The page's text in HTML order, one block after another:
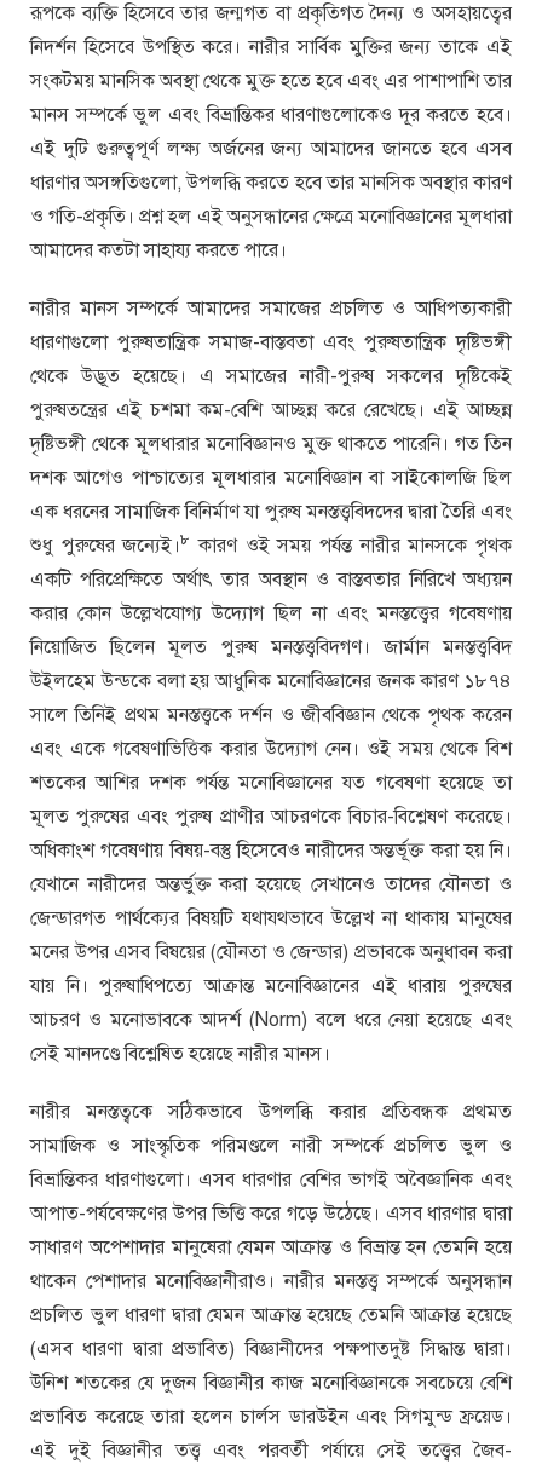
রূপকে ব্যক্তি হিসেবে তার জন্মগত বা প্রকৃতিগত দৈন্য ও অসহায়ত্বের
নিদর্শন হিসেবে উপস্থিত করে। নারীর সার্বিক মুক্তির জন্য তাকে এই
সংকটময় মানসিক অবস্থা থেকে মুক্ত হতে হবে এবং এর পাশাপাশি তার
মানস সম্পর্কে ভুল এবং বিভ্রান্তিকর ধারণাগুলোকেও দূর করতে হবে।
এই দুটি গুরুত্বপূর্ণ লক্ষ্য অর্জনের জন্য আমাদের জানতে হবে এসব
ধারণার অসঙ্গতিগুলো, উপলব্ধি করতে হবে তার মানসিক অবস্থার কারণ
ও গতি-প্রকৃতি। প্রশ্ন হল এই অনুসন্ধানের ক্ষেত্রে মনোবিজ্ঞানের মূলধারা
আমাদের কতটা সাহায্য করতে পারে।
নারীর মানস সম্পর্কে আমাদের সমাজের প্রচলিত ও আধিপত্যকারী
ধারণাগুলো পুরুষতান্ত্রিক সমাজ-বাস্তবতা এবং পুরুষতান্ত্রিক দৃষ্টিভঙ্গী
থেকে উদ্ভূত হয়েছে। এ সমাজের নারী-পুরুষ সকলের দৃষ্টিকেই
পুরুষতন্ত্রের এই চশমা কম-বেশি আচ্ছন্ন করে রেখেছে। এই আচ্ছন্ন
দৃষ্টিভঙ্গী থেকে মূলধারার মনোবিজ্ঞানও মুক্ত থাকতে পারেনি। গত তিন
দশক আগেও পাশ্চাত্যের মূলধারার মনোবিজ্ঞান বা সাইকোলজি ছিল
এক ধরনের সামাজিক বিনির্মাণ যা পুরুষ মনস্তত্ত্ববিদদের দ্বারা তৈরি এবং
শুধু পুরুষের জন্যেই।৮ কারণ ওই সময় পর্যন্ত নারীর মানসকে পৃথক
একটি পরিপ্রেক্ষিতে অর্থাৎ তার অবস্থান ও বাস্তবতার নিরিখে অধ্যয়ন
করার কোন উল্লেখযোগ্য উদ্যোগ ছিল না এবং মনস্তত্ত্বের গবেষণায়
নিয়োজিত ছিলেন মূলত পুরুষ মনস্তত্ত্ববিদগণ। জার্মান মনস্তত্ত্ববিদ
উইলহেম উন্ডকে বলা হয় আধুনিক মনোবিজ্ঞানের জনক কারণ ১৮৭৪
সালে তিনিই প্রথম মনস্তত্ত্বকে দর্শন ও জীববিজ্ঞান থেকে পৃথক করেন
এবং একে গবেষণাভিত্তিক করার উদ্যোগ নেন। ওই সময় থেকে বিশ
শতকের আশির দশক পর্যন্ত মনোবিজ্ঞানের যত গবেষণা হয়েছে তা
মূলত পুরুষের এবং পুরুষ প্রাণীর আচরণকে বিচার-বিশ্লেষণ করেছে।
অধিকাংশ গবেষণায় বিষয়-বস্তু হিসেবেও নারীদের অন্তর্ভূক্ত করা হয় নি।
যেখানে নারীদের অন্তর্ভুক্ত করা হয়েছে সেখানেও তাদের যৌনতা ও
জেন্ডারগত পার্থক্যের বিষয়টি যথাযথভাবে উল্লেখ না থাকায় মানুষের
মনের উপর এসব বিষয়ের (যৌনতা ও জেন্ডার) প্রভাবকে অনুধাবন করা
যায় নি। পুরুষাধিপত্যে আক্রান্ত মনোবিজ্ঞানের এই ধারায় পুরুষের
আচরণ ও মনোভাবকে আদর্শ (Norm) বলে ধরে নেয়া হয়েছে এবং
সেই মানদণ্ডে বিশ্লেষিত হয়েছে নারীর মানস।
নারীর মনস্তত্বকে সঠিকভাবে উপলব্ধি করার প্রতিবন্ধক প্রথমত
সামাজিক ও সাংস্কৃতিক পরিমণ্ডলে নারী সম্পর্কে প্রচলিত ভুল ও
বিভ্রান্তিকর ধারণাগুলো। এসব ধারণার বেশির ভাগই অবৈজ্ঞানিক এবং
আপাত-পর্যবেক্ষণের উপর ভিত্তি করে গড়ে উঠেছে। এসব ধারণার দ্বারা
সাধারণ অপেশাদার মানুষেরা যেমন আক্রান্ত ও বিভ্রান্ত হন তেমনি হয়ে
থাকেন পেশাদার মনোবিজ্ঞানীরাও। নারীর মনস্তত্ত্ব সম্পর্কে অনুসন্ধান
প্রচলিত ভুল ধারণা দ্বারা যেমন আক্রান্ত হয়েছে তেমনি আক্রান্ত হয়েছে
(এসব ধারণা দ্বারা প্রভাবিত) বিজ্ঞানীদের পক্ষপাতদুষ্ট সিদ্ধান্ত দ্বারা।
উনিশ শতকের যে দুজন বিজ্ঞানীর কাজ মনোবিজ্ঞানকে সবচেয়ে বেশি
প্রভাবিত করেছে তারা হলেন চার্লস ডারউইন এবং সিগমুন্ড ফ্রয়েড।
এই দুই বিজ্ঞানীর তত্ত্ব এবং পরবর্তী পর্যায়ে সেই তত্ত্বের জৈব-